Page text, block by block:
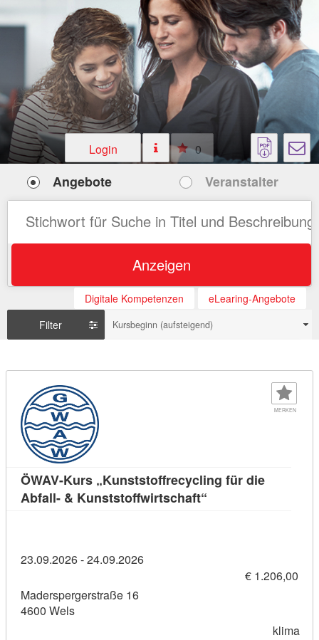
Login 0
Angebote Veranstalter
Anzeigen
Digitale Kompetenzen
eLearing-Angebote
Filter
Kursbeginn (aufsteigend)
MERKEN
ÖWAV-Kurs „Kunststoffrecycling für die
Abfall- & Kunststoffwirtschaft“
23.09.2026 - 24.09.2026
€ 1.206,00
Maderspergerstraße 16
4600 Wels
klima